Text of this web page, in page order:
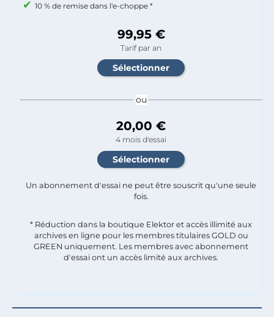
10 % de remise dans l'e-choppe *
99,95 €
Tarif par an
ou
20,00 €
4 mois d'essai
Un abonnement d'essai ne peut être souscrit qu'une seule
fois.​
* Réduction dans la boutique Elektor et accès illimité aux
archives en ligne pour les membres titulaires GOLD ou
GREEN uniquement. Les membres avec abonnement
d'essai ont un accès limité aux archives.